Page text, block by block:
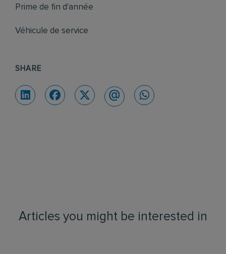
Prime de fin d'année
Véhicule de service
SHARE
Articles you might be interested in